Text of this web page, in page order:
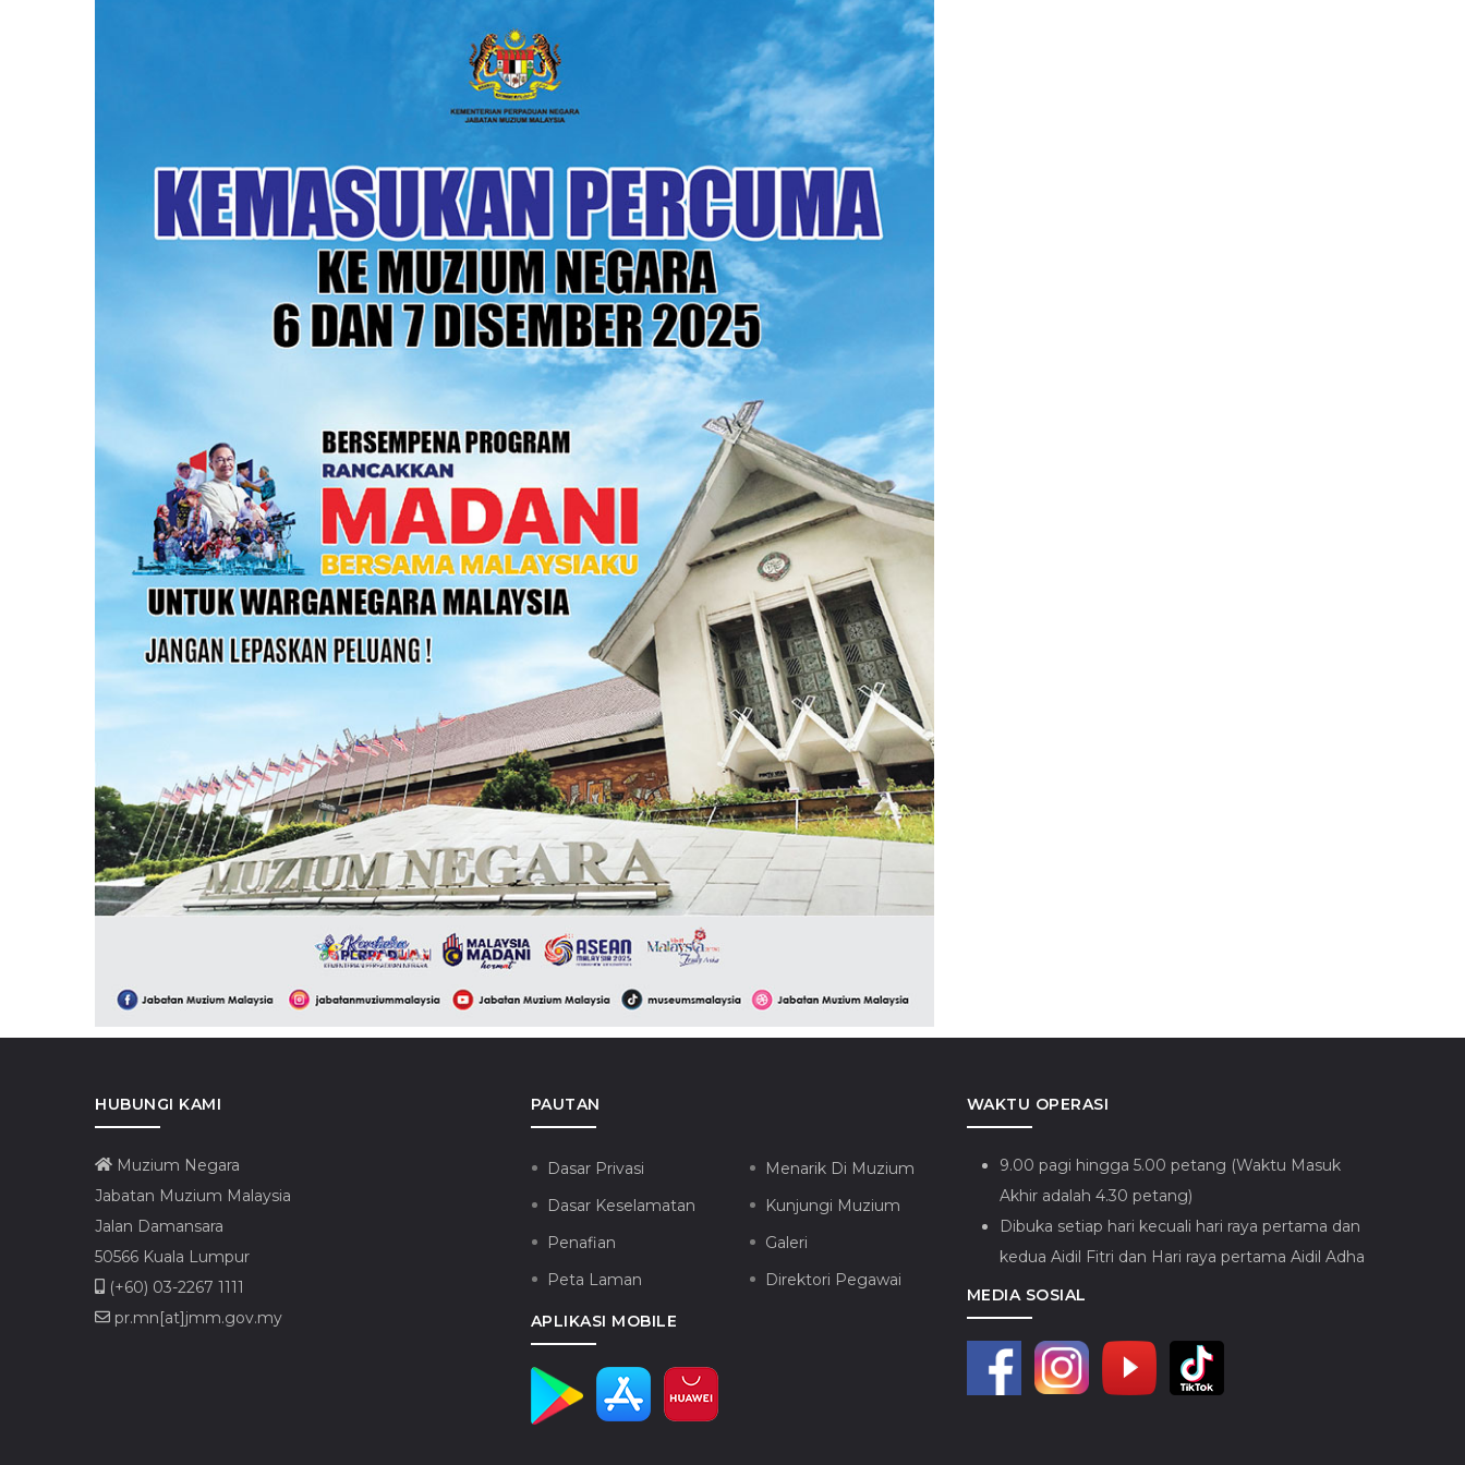
HUBUNGI KAMI
Muzium Negara
Jabatan Muzium Malaysia
Jalan Damansara
50566 Kuala Lumpur
(+60) 03-2267 1111
pr.mn[at]jmm.gov.my
PAUTAN
Dasar Privasi
Dasar Keselamatan
Penafian
Peta Laman
Menarik Di Muzium
Kunjungi Muzium
Galeri
Direktori Pegawai
APLIKASI MOBILE
WAKTU OPERASI
9.00 pagi hingga 5.00 petang (Waktu Masuk
Akhir adalah 4.30 petang)
Dibuka setiap hari kecuali hari raya pertama dan
kedua Aidil Fitri dan Hari raya pertama Aidil Adha
MEDIA SOSIAL